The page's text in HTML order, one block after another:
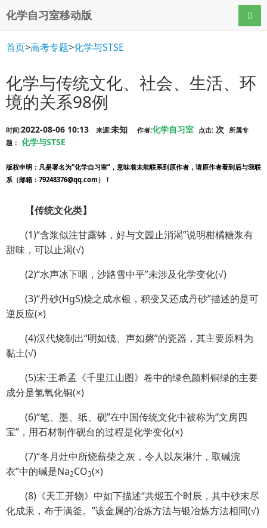
化学自习室移动版 导航
首页>高考专题>化学与STSE
化学与传统文化、社会、生活、环
境的关系98例
时间:2022-08-06 10:13 来源:未知 作者:化学自习室 点击: 次
所属专
题： 化学与STSE
版权申明 ：凡是署名为“化学自习室”，意味着未能联系到原作者，请原作者看到后与我联
系（邮箱：79248376@qq.com）！
【传统文化类】
(1)“含浆似注甘露钵，好与文园止消渴”说明柑橘糖浆有
甜味，可以止渴(√)
(2)“水声冰下咽，沙路雪中平”未涉及化学变化(√)
(3)“丹砂(HgS)烧之成水银，积变又还成丹砂”描述的是可
逆反应(×)
(4)汉代烧制出“明如镜、声如磬”的瓷器，其主要原料为
黏土(√)
(5)宋·王希孟《千里江山图》卷中的绿色颜料铜绿的主要
成分是氢氧化铜(×)
(6)“笔、墨、纸、砚”在中国传统文化中被称为“文房四
宝”，用石材制作砚台的过程是化学变化(×)
(7)“冬月灶中所烧薪柴之灰，令人以灰淋汁，取碱浣
衣”中的碱是Na2CO3(×)
(8)《天工开物》中如下描述“共煅五个时辰，其中砂末尽
化成汞，布于满釜。”该金属的冶炼方法与银冶炼方法相同(√)